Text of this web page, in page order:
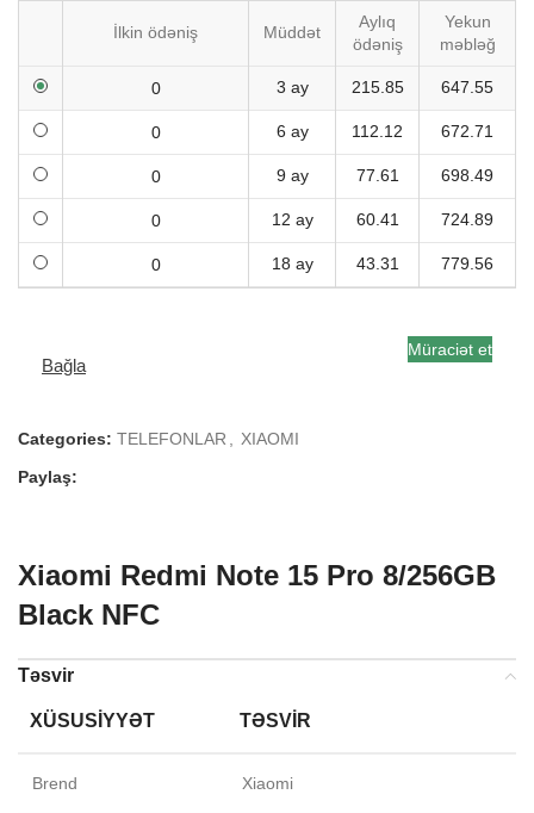
İlkin ödəniş Müddət
Aylıq
ödəniş
Yekun
məbləğ
3 ay 215.85 647.55
6 ay 112.12 672.71
9 ay 77.61 698.49
12 ay 60.41 724.89
18 ay 43.31 779.56
Bağla
Müraciət et
Categories: TELEFONLAR
XIAOMI
Paylaş:
Xiaomi Redmi Note 15 Pro 8/256GB
Black NFC
Təsvir
XÜSUSIYYƏT TƏSVIR
Brend Xiaomi